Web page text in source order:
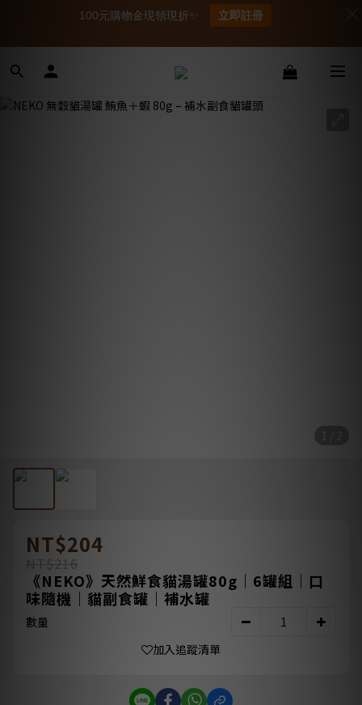
NT$204
NT$216
《NEKO》天然鮮食貓湯罐80g｜6罐組｜口
味隨機｜貓副食罐｜補水罐
數量
加入追蹤清單
100元購物金現領現折✨ 立即註冊